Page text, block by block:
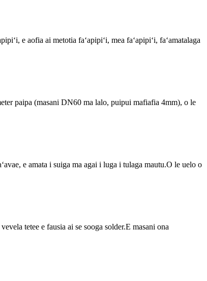
e aofia ai metotia faʻapipiʻi, mea faʻapipiʻi, faʻamatalaga
paipa (masani DN60 ma lalo, puipui mafiafia 4mm), o le
e amata i suiga ma agai i luga i tulaga mautu.O le uelo o
tetee e fausia ai se sooga solder.E masani ona